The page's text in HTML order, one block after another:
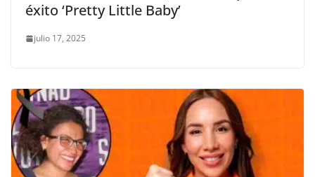
éxito ‘Pretty Little Baby’
julio 17, 2025